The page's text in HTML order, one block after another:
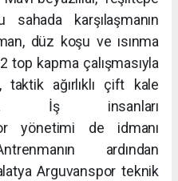
karşılaşmanın
düz koşu ve ısınma
top kapma çalışmasıyla
ağırlıklı çift kale
İş insanları
yönetimi de idmanı
ardından
Arguvanspor teknik